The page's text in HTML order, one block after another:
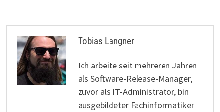
Tobias Langner
Ich arbeite seit mehreren Jahren
als Software-Release-Manager,
zuvor als IT-Administrator, bin
ausgebildeter Fachinformatiker